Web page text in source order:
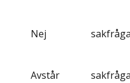
Nej
Avstår